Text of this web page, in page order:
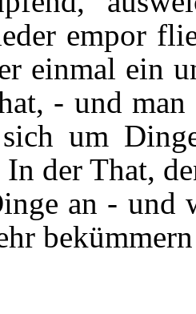
empor
einmal ein
- und
um
In der That,
an - und